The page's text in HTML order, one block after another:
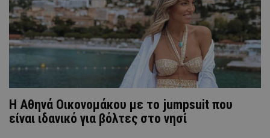
H Αθηνά Οικονομάκου με το jumpsuit που
είναι ιδανικό για βόλτες στο νησί